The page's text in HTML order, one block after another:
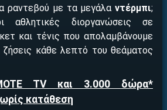
ραντεβού με τα μεγάλα ντέρμπι;
αθλητικές διοργανώσεις σε
και τένις που απολαμβάνουμε
ζήσεις κάθε λεπτό του θεάματος
TV και 3.000 δώρα*
κατάθεση